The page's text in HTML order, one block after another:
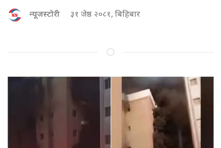
न्यूजस्टोरी ३१ जेष्ठ २०८१, बिहिबार